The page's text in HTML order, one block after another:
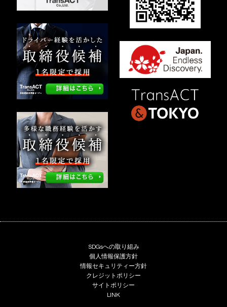
SDGsへの取り組み
個人情報保護方針
情報セキュリティー方針
クレジットポリシー
サイトポリシー
LINK